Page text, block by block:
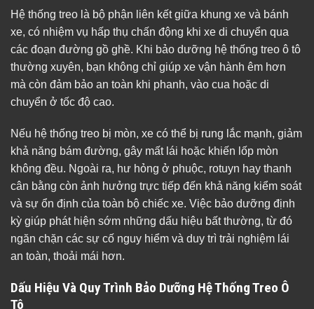
Hệ thống treo là bộ phận liên kết giữa khung xe và bánh
xe, có nhiệm vụ hấp thụ chấn động khi xe di chuyển qua
các đoạn đường gồ ghề. Khi bảo dưỡng hệ thống treo ô tô
thường xuyên, bạn không chỉ giúp xe vận hành êm hơn
mà còn đảm bảo an toàn khi phanh, vào cua hoặc di
chuyển ở tốc độ cao.
Nếu hệ thống treo bị mòn, xe có thể bị rung lắc mạnh, giảm
khả năng bám đường, gây mất lái hoặc khiến lốp mòn
không đều. Ngoài ra, hư hỏng ở phuộc, rotuyn hay thanh
cân bằng còn ảnh hưởng trực tiếp đến khả năng kiểm soát
và sự ổn định của toàn bộ chiếc xe. Việc bảo dưỡng định
kỳ giúp phát hiện sớm những dấu hiệu bất thường, từ đó
ngăn chặn các sự cố nguy hiểm và duy trì trải nghiệm lái
an toàn, thoải mái hơn.
Dấu Hiệu Và Quy Trình Bảo Dưỡng Hệ Thống Treo Ô
Tô